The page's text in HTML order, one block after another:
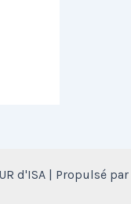
d'ISA | Propulsé par